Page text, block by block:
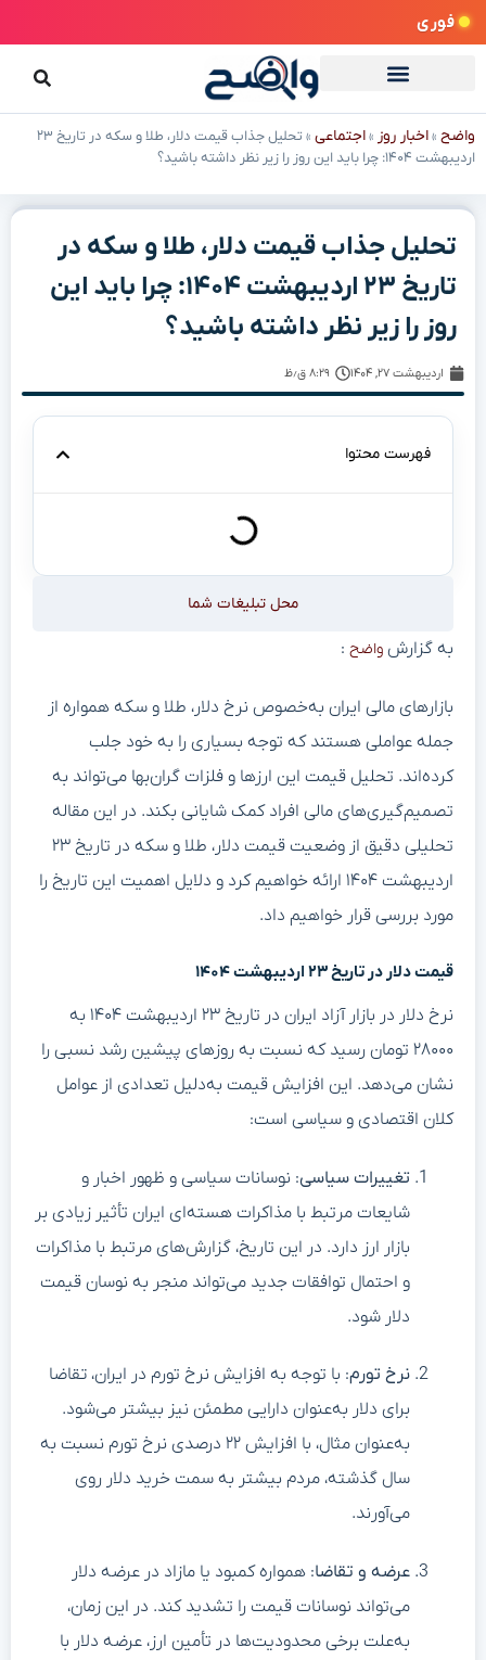
فوری
واضح »اخبار روز »اجتماعی »
تحلیل جذاب قیمت دلار، طلا و سکه در تاریخ ۲۳
اردیبهشت ۱۴۰۴: چرا باید این روز را زیر نظر داشته باشید؟
تحلیل جذاب قیمت دلار، طلا و سکه در
تاریخ ۲۳ اردیبهشت ۱۴۰۴: چرا باید این
روز را زیر نظر داشته باشید؟
اردیبهشت ۲۷, ۱۴۰۴ ۸:۲۹ ق٫ظ
فهرست محتوا
محل تبلیغات شما
به گزارش واضح :
بازارهای مالی ایران به‌خصوص نرخ دلار، طلا و سکه همواره از
جمله عواملی هستند که توجه بسیاری را به خود جلب
کرده‌اند. تحلیل قیمت این ارزها و فلزات گران‌بها می‌تواند به
تصمیم‌گیری‌های مالی افراد کمک شایانی بکند. در این مقاله
تحلیلی دقیق از وضعیت قیمت دلار، طلا و سکه در تاریخ ۲۳
اردیبهشت ۱۴۰۴ ارائه خواهیم کرد و دلایل اهمیت این تاریخ را
مورد بررسی قرار خواهیم داد.
قیمت دلار در تاریخ ۲۳ اردیبهشت ۱۴۰۴
نرخ دلار در بازار آزاد ایران در تاریخ ۲۳ اردیبهشت ۱۴۰۴ به
۲۸۰۰۰ تومان رسید که نسبت به روزهای پیشین رشد نسبی را
نشان می‌دهد. این افزایش قیمت به‌دلیل تعدادی از عوامل
کلان اقتصادی و سیاسی است:
تغییرات سیاسی: نوسانات سیاسی و ظهور اخبار و
شایعات مرتبط با مذاکرات هسته‌ای ایران تأثیر زیادی بر
بازار ارز دارد. در این تاریخ، گزارش‌های مرتبط با مذاکرات
و احتمال توافقات جدید می‌تواند منجر به نوسان قیمت
دلار شود.
نرخ تورم: با توجه به افزایش نرخ تورم در ایران، تقاضا
برای دلار به‌عنوان دارایی مطمئن نیز بیشتر می‌شود.
به‌عنوان مثال، با افزایش ۲۲ درصدی نرخ تورم نسبت به
سال گذشته، مردم بیشتر به سمت خرید دلار روی
می‌آورند.
عرضه و تقاضا: همواره کمبود یا مازاد در عرضه دلار
می‌تواند نوسانات قیمت را تشدید کند. در این زمان،
به‌علت برخی محدودیت‌ها در تأمین ارز، عرضه دلار با